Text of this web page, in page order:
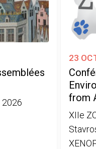
2026
23
from
XIIe